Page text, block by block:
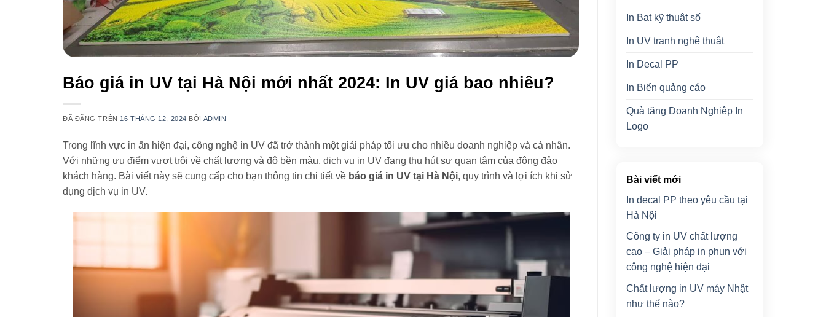
Báo giá in UV tại Hà Nội mới nhất 2024: In UV giá bao nhiêu?
ĐÃ ĐĂNG TRÊN 16 THÁNG 12, 2024 BỞI ADMIN
Trong lĩnh vực in ấn hiện đại, công nghệ in UV đã trở thành một giải pháp tối ưu cho nhiều doanh nghiệp và cá nhân.
Với những ưu điểm vượt trội về chất lượng và độ bền màu, dịch vụ in UV đang thu hút sự quan tâm của đông đảo
khách hàng. Bài viết này sẽ cung cấp cho bạn thông tin chi tiết về báo giá in UV tại Hà Nội, quy trình và lợi ích khi sử
dụng dịch vụ in UV.
In Bạt kỹ thuật số
In UV tranh nghệ thuật
In Decal PP
In Biển quảng cáo
Quà tặng Doanh Nghiệp In
Logo
Bài viết mới
In decal PP theo yêu cầu tại
Hà Nội
Công ty in UV chất lượng
cao – Giải pháp in phun với
công nghệ hiện đại
Chất lượng in UV máy Nhật
như thế nào?